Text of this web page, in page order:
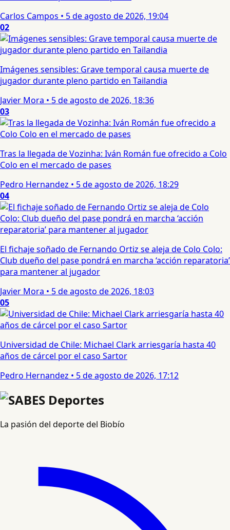
Carlos Campos • 5 de agosto de 2026, 19:04
02
Imágenes sensibles: Grave temporal causa muerte de
jugador durante pleno partido en Tailandia
Javier Mora • 5 de agosto de 2026, 18:36
03
Tras la llegada de Vozinha: Iván Román fue ofrecido a Colo
Colo en el mercado de pases
Pedro Hernandez • 5 de agosto de 2026, 18:29
04
El fichaje soñado de Fernando Ortiz se aleja de Colo Colo:
Club dueño del pase pondrá en marcha ‘acción reparatoria’
para mantener al jugador
Javier Mora • 5 de agosto de 2026, 18:03
05
Universidad de Chile: Michael Clark arriesgaría hasta 40
años de cárcel por el caso Sartor
Pedro Hernandez • 5 de agosto de 2026, 17:12
La pasión del deporte del Biobío